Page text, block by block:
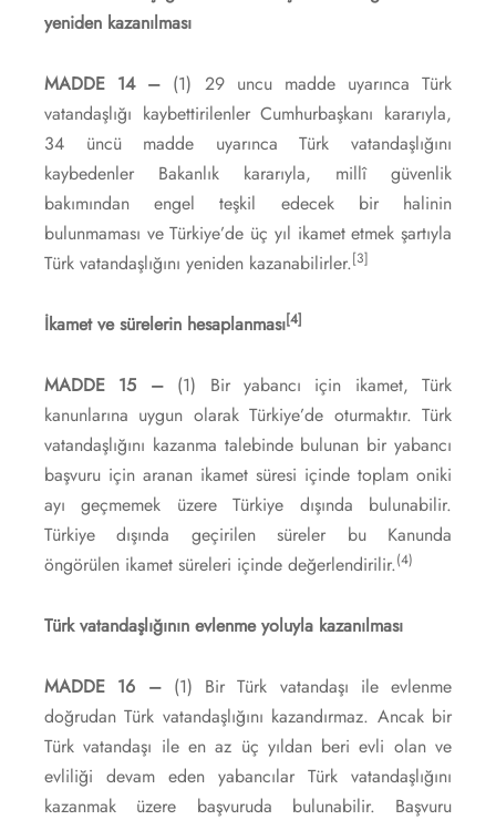
yeniden kazanılması
MADDE 14 – (1) 29 uncu madde uyarınca Türk
vatandaşlığı kaybettirilenler Cumhurbaşkanı kararıyla,
34 üncü madde uyarınca Türk vatandaşlığını
kaybedenler Bakanlık kararıyla, millî güvenlik
bakımından engel teşkil edecek bir halinin
bulunmaması ve Türkiye’de üç yıl ikamet etmek şartıyla
Türk vatandaşlığını yeniden kazanabilirler.[3]
İkamet ve sürelerin hesaplanması[4]
MADDE 15 –(1) Bir yabancı için ikamet, Türk
kanunlarına uygun olarak Türkiye’de oturmaktır. Türk
vatandaşlığını kazanma talebinde bulunan bir yabancı
başvuru için aranan ikamet süresi içinde toplam oniki
ayı geçmemek üzere Türkiye dışında bulunabilir.
Türkiye dışında geçirilen süreler bu Kanunda
öngörülen ikamet süreleri içinde değerlendirilir.(4)
Türk vatandaşlığının evlenme yoluyla kazanılması
MADDE 16 –(1) Bir Türk vatandaşı ile evlenme
doğrudan Türk vatandaşlığını kazandırmaz. Ancak bir
Türk vatandaşı ile en az üç yıldan beri evli olan ve
evliliği devam eden yabancılar Türk vatandaşlığını
kazanmak üzere başvuruda bulunabilir. Başvuru